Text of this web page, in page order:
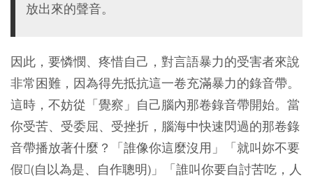
放出來的聲音。
因此，要憐憫、疼惜自己，對言語暴力的受害者來說
非常困難，因為得先抵抗這一卷充滿暴力的錄音帶。
這時， 不妨從「覺察」自己腦內那卷錄音帶開始。當
你受苦、受委屈、受挫折，腦海中快速閃過的那卷錄
音帶播放著什麼？「誰像你這麼沒用」「就叫妳不要
假𠢕(自以為是、自作聰明)」「誰叫你要自討苦吃，人